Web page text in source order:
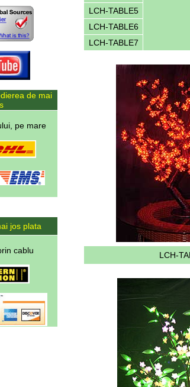
LCH-TABLE5
LCH-TABLE6
LCH-TABLE7
LCH-
de mai
pe mare
jos plata
cablu